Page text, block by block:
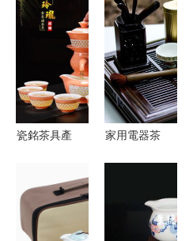
瓷銘茶具產
具產品圖片
瓷銘茶具怎
么樣 最新
家用電器茶
時代的優選